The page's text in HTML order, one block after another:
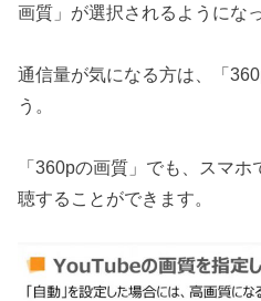
画質」が選択されるようにな
通信量が気になる方は、「
う。
「360pの画質」でも、スマ
聴することができます。